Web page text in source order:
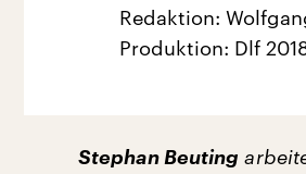
Redaktion:
Produktion: Dlf
Stephan Beuting